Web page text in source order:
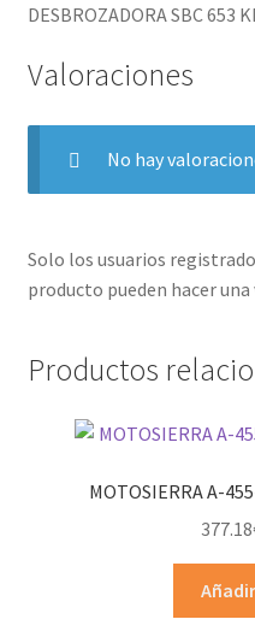
DESBROZADORA SBC 653
Valoraciones
No hay
Solo los usuarios
producto pueden hacer
Productos
MOTOSIERRA A-
377.18